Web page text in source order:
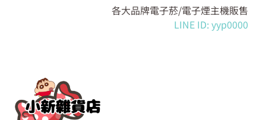
各大品牌電子菸/電子煙主機販售
LINE ID: yyp0000